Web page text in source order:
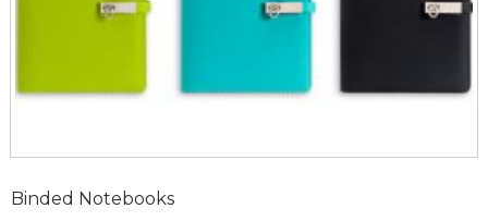
Binded Notebooks